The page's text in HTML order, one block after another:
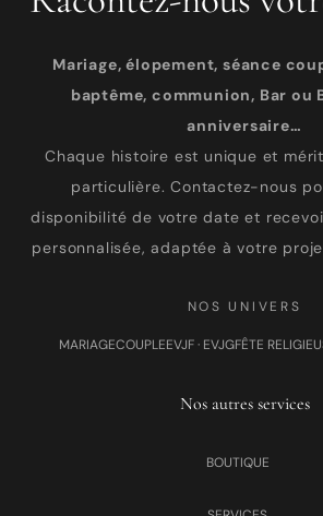
Mariage, élopement, séance
baptême, communion, Bar ou
anniversaire…
Chaque histoire est unique et
particulière. Contactez-nous
disponibilité de votre date et
personnalisée, adaptée à votre
NOS UNIVERS
MARIAGECOUPLEEVJF · EVJGFÊTE
Nos autres services
BOUTIQUE